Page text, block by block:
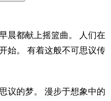
晨都献上摇篮曲。 人们在
始。 有着这般不可思议传
议的梦。 漫步于想象中的